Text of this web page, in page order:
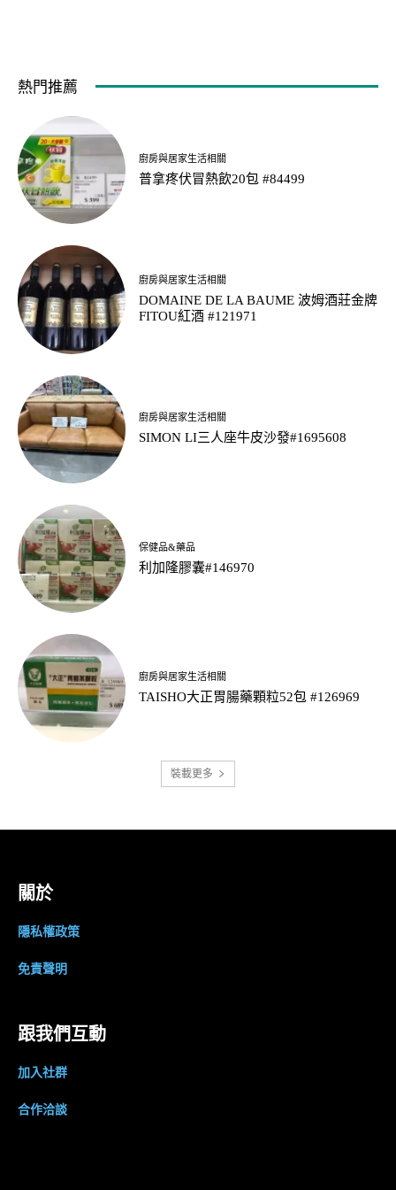
熱門推薦
廚房與居家生活相關
普拿疼伏冒熱飲20包 #84499
廚房與居家生活相關
DOMAINE DE LA BAUME 波姆酒莊金牌
FITOU紅酒 #121971
廚房與居家生活相關
SIMON LI三人座牛皮沙發#1695608
保健品&藥品
利加隆膠囊#146970
廚房與居家生活相關
TAISHO大正胃腸藥顆粒52包 #126969
裝載更多
關於
隱私權政策
免責聲明
跟我們互動
加入社群
合作洽談